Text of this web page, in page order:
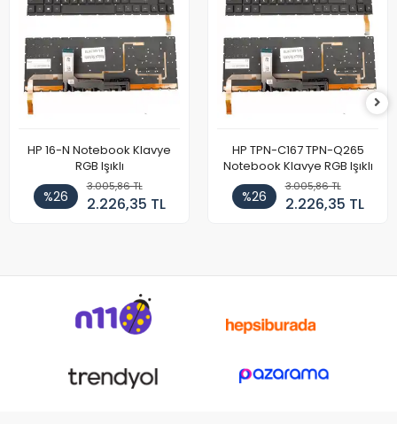
HP 16-N Notebook Klavye
RGB Işıklı
%26
3.005,86 TL
2.226,35 TL
HP TPN-C167 TPN-Q265
Notebook Klavye RGB Işıklı
%26
3.005,86 TL
2.226,35 TL